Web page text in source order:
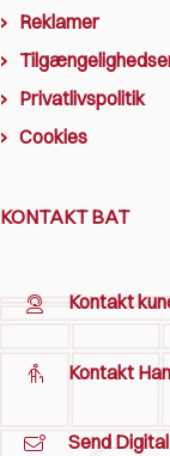
Reklamer
Privatlivspolitik
Cookies
KONTAKT BAT
Kontakt
Kontakt
Send